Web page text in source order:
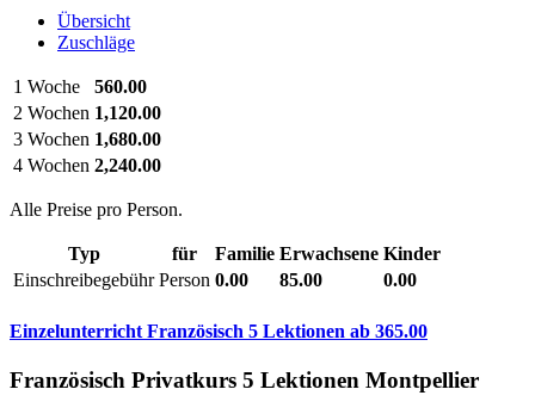
Übersicht
Zuschläge
1 Woche
560.00
2 Wochen 1,120.00
3 Wochen 1,680.00
4 Wochen 2,240.00
Alle Preise pro Person.
Typ für Familie Erwachsene Kinder
Einschreibegebühr Person 0.00 85.00 0.00
Einzelunterricht Französisch 5 Lektionen ab 365.00
Französisch Privatkurs 5 Lektionen Montpellier